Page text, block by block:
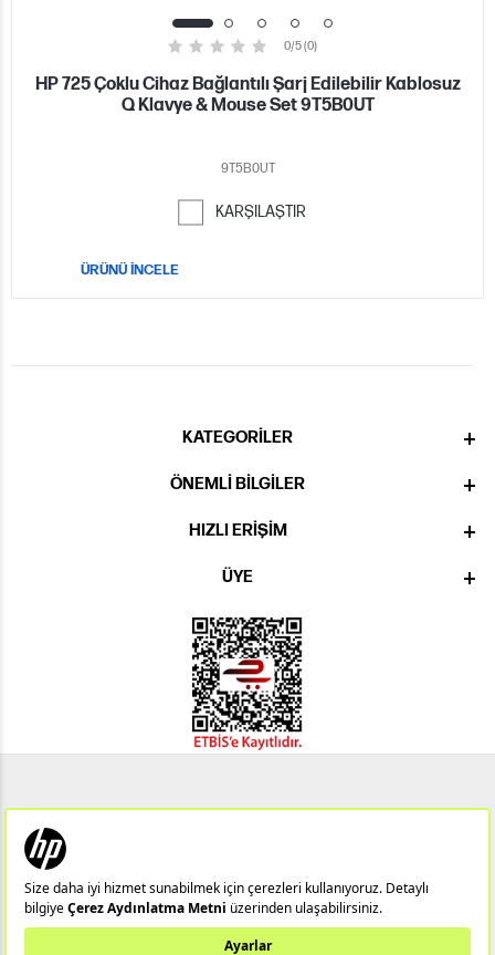
0/5 (0)
HP 725 Çoklu Cihaz Bağlantılı Şarj Edilebilir Kablosuz
Q Klavye & Mouse Set 9T5B0UT
9T5B0UT
KARŞILAŞTIR
ÜRÜNÜ İNCELE
KATEGORILER
ÖNEMLI BILGILER
HIZLI ERIŞIM
ÜYE
Notebook
Pavilion Gaming Spectre Envy Elite Victus ZBook
HP IPS Monitör